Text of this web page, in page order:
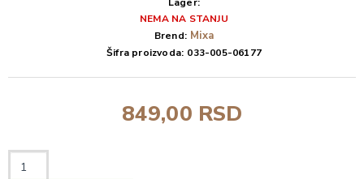
849,00 RSD
NEMA NA STANJU
Brend: Mixa
Šifra proizvoda: 033-005-06177